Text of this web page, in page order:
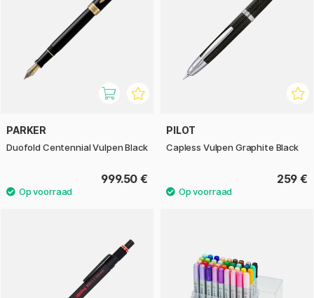
PARKER
Duofold Centennial Vulpen Black
999.50 €
PILOT
Capless Vulpen Graphite Black
259 €